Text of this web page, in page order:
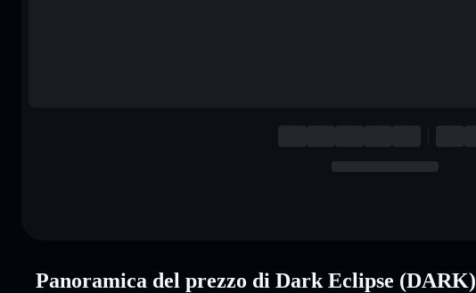
Panoramica del prezzo di Dark Eclipse (DARK)